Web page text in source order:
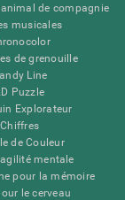
de compagnie
musicales
de grenouille
Line
Puzzle
Explorateur
Chiffres
de Couleur
mentale
pour la mémoire
le cerveau